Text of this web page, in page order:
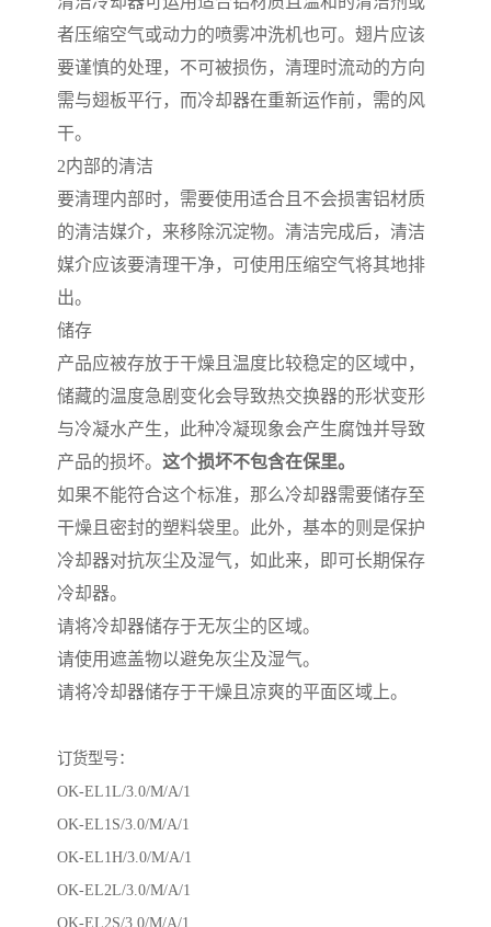
者压缩空气或动力的喷雾冲洗机也可。翅片应该
要谨慎的处理，不可被损伤，清理时流动的方向
需与翅板平行，而冷却器在重新运作前，需的风
干。
2内部的清洁
要清理内部时，需要使用适合且不会损害铝材质
的清洁媒介，来移除沉淀物。清洁完成后，清洁
媒介应该要清理干净，可使用压缩空气将其地排
出。
储存
产品应被存放于干燥且温度比较稳定的区域中，
储藏的温度急剧变化会导致热交换器的形状变形
与冷凝水产生，此种冷凝现象会产生腐蚀并导致
产品的损坏。 这个损坏不包含在保里。
如果不能符合这个标准，那么冷却器需要储存至
干燥且密封的塑料袋里。此外，基本的则是保护
冷却器对抗灰尘及湿气，如此来，即可长期保存
冷却器。
请将冷却器储存于无灰尘的区域。
请使用遮盖物以避免灰尘及湿气。
请将冷却器储存于干燥且凉爽的平面区域上。
订货型号：
OK-EL1L/3.0/M/A/1
OK-EL1S/3.0/M/A/1
OK-EL1H/3.0/M/A/1
OK-EL2L/3.0/M/A/1
OK-EL2S/3.0/M/A/1